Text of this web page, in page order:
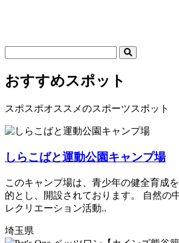
おすすめスポット
スポスポオススメのスポーツスポット
しらこばと運動公園キャンプ場
このキャンプ場は、青少年の健全育成
的とし、開設されております。 自然の
レクリエーション活動..
埼玉県